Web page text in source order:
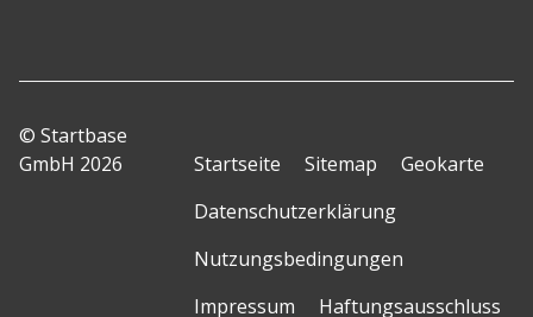
© Startbase
GmbH 2026
Startseite Sitemap
Geokarte
Datenschutzerklärung
Nutzungsbedingungen
Impressum
Haftungsausschluss